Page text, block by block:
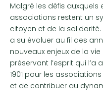
Malgré les défis auxquels
associations restent un
citoyen et de la solidarité.
a su évoluer au fil des
nouveaux enjeux de la
préservant l’esprit qui l’a
1901 pour les
et de contribuer au